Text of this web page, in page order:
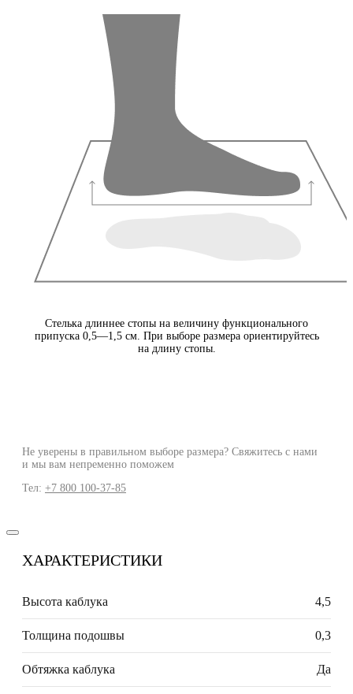
Стелька длиннее стопы на величину функционального
припуска 0,5—1,5 см. При выборе размера ориентируйтесь
на длину стопы.
Не уверены в правильном выборе размера? Свяжитесь с нами
и мы вам непременно поможем
Тел: +7 800 100-37-85
ХАРАКТЕРИСТИКИ
Высота каблука 4,5
Толщина подошвы 0,3
Обтяжка каблука Да